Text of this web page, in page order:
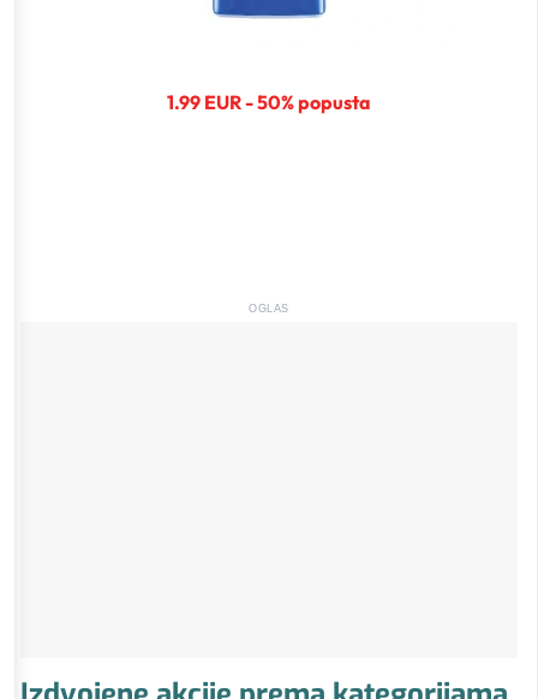
1.99 EUR - 50% popusta
OGLAS